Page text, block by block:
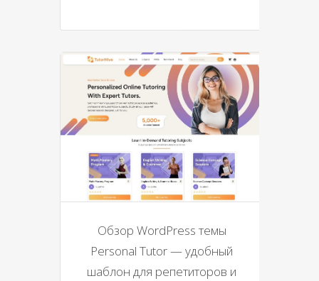
Обзор WordPress темы
Personal Tutor — удобный
шаблон для репетиторов и